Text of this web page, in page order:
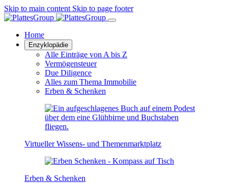
Skip to main content Skip to page footer
Home
Enzyklopädie
Alle Einträge von A bis Z
Vermögensteuer
Due Diligence
Alles zum Thema Immobilie
Erben & Schenken
Virtueller Wissens- und Themenmarktplatz
Erben & Schenken